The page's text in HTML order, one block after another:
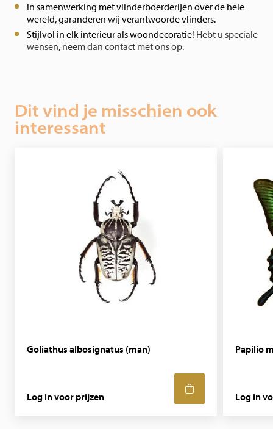
In samenwerking met vlinderboerderijen over de hele
wereld, garanderen wij verantwoorde vlinders.
Stijlvol in elk interieur als woondecoratie! Hebt u speciale
wensen, neem dan contact met ons op.
Dit vind je misschien ook
interessant
Goliathus albosignatus (man)
Log in voor prijzen
Papilio
Log in